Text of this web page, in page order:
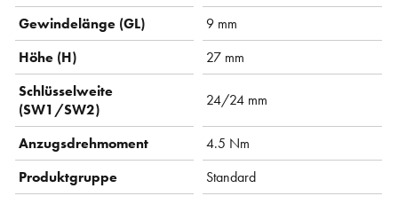
Gewindelänge (GL)
9 mm
Höhe (H)
27 mm
Schlüsselweite
(SW1/SW2)
24/24 mm
Anzugsdrehmoment
4.5 Nm
Produktgruppe
Standard